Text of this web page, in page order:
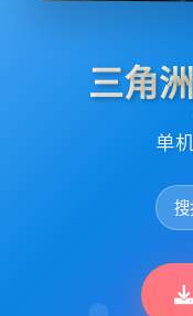
三角
单